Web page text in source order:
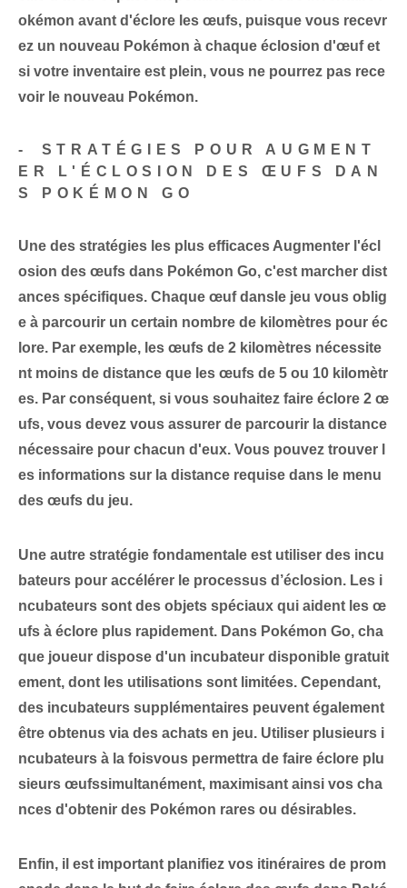
okémon avant d'éclore les œufs, puisque vous recevr
ez un nouveau Pokémon à chaque éclosion d'œuf et
si votre inventaire est plein, vous ne pourrez pas rece
voir le nouveau Pokémon.
-⁣ STRATÉGIES POUR AUGMENT
ER L'ÉCLOSION DES ŒUFS DAN
S POKÉMON GO
Une des stratégies les plus efficaces Augmenter⁤ l'écl
osion des œufs dans Pokémon Go‌, c'est marcher dist
ances spécifiques. Chaque ⁤œuf dans⁢le jeu vous oblig
e à parcourir un‌ certain nombre⁣ de kilomètres⁤ pour éc
lore. Par exemple, les œufs de 2 kilomètres nécessite
nt moins de distance que les œufs de 5 ou 10 kilomètr
es. Par conséquent, si vous souhaitez faire éclore 2 œ
ufs, vous devez vous assurer de parcourir la distance
nécessaire pour chacun d'eux. Vous pouvez trouver l
es informations⁤ sur la distance requise​ dans le menu
des œufs du jeu.
Une autre stratégie fondamentale est utiliser des incu
bateurs pour accélérer le processus d’éclosion. Les i
ncubateurs sont des objets spéciaux qui aident les œ
ufs à éclore plus rapidement. Dans ⁤Pokémon ⁢Go, cha
que joueur dispose d'un⁤ incubateur disponible gratuit
ement, dont les utilisations sont limitées. Cependant,
des incubateurs supplémentaires peuvent également
être obtenus via des achats en jeu. Utiliser plusieurs⁢ i
ncubateurs ⁣à la fois⁤vous permettra de faire éclore plu
sieurs œufs‌simultanément, maximisant ainsi vos cha
nces d'obtenir des Pokémon rares ou désirables.
Enfin, il est important planifiez vos itinéraires de prom